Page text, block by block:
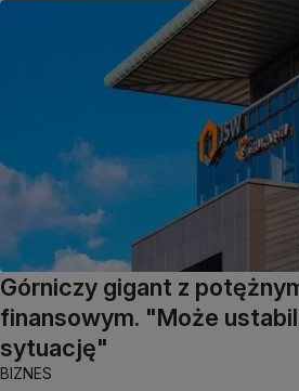
Górniczy gigant z
finansowym. "Może
sytuację"
BIZNES